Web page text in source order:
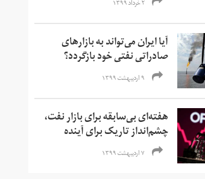
۲ خرداد ۱۳۹۹
آیا ایران می‌تواند به بازارهای
صادراتی نفتی خود بازگردد؟
۹ اردیبهشت ۱۳۹۹
هفته‌ای بی‌سابقه برای بازار نفت،
چشم‌انداز تاریک برای آینده
۷ اردیبهشت ۱۳۹۹